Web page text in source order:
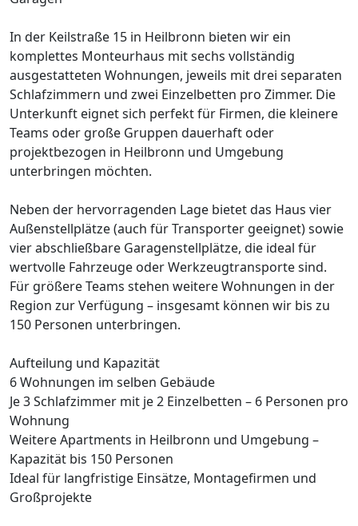
In der Keilstraße 15 in Heilbronn bieten wir ein
komplettes Monteurhaus mit sechs vollständig
ausgestatteten Wohnungen, jeweils mit drei separaten
Schlafzimmern und zwei Einzelbetten pro Zimmer. Die
Unterkunft eignet sich perfekt für Firmen, die kleinere
Teams oder große Gruppen dauerhaft oder
projektbezogen in Heilbronn und Umgebung
unterbringen möchten.
Neben der hervorragenden Lage bietet das Haus vier
Außenstellplätze (auch für Transporter geeignet) sowie
vier abschließbare Garagenstellplätze, die ideal für
wertvolle Fahrzeuge oder Werkzeugtransporte sind.
Für größere Teams stehen weitere Wohnungen in der
Region zur Verfügung – insgesamt können wir bis zu
150 Personen unterbringen.
Aufteilung und Kapazität
6 Wohnungen im selben Gebäude
Je 3 Schlafzimmer mit je 2 Einzelbetten – 6 Personen pro
Wohnung
Weitere Apartments in Heilbronn und Umgebung –
Kapazität bis 150 Personen
Ideal für langfristige Einsätze, Montagefirmen und
Großprojekte